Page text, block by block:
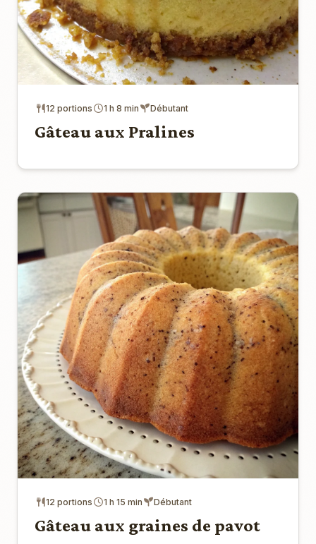
12 portions 1 h 8 min Débutant
Gâteau aux Pralines
12 portions 1 h 15 min Débutant
Gâteau aux graines de pavot